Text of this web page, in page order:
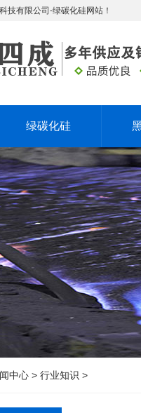
技有限公司-绿碳化硅网站！
绿碳化硅
中心 > 行业知识 >